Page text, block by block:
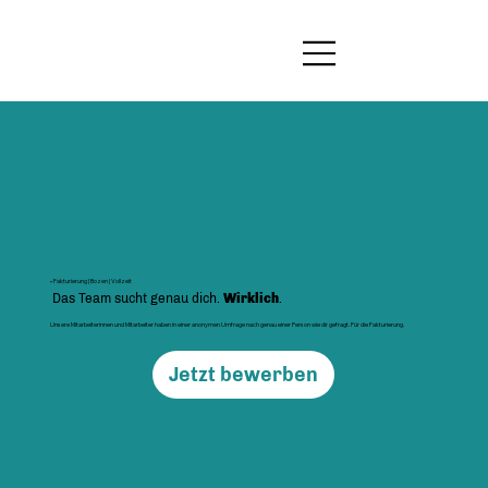
• Fakturierung | Bozen | Vollzeit
Das Team sucht genau dich. Wirklich.
Unsere Mitarbeiterinnen und Mitarbeiter haben in einer anonymen Umfrage nach genau einer Person wie dir gefragt. Für die Fakturierung.
Jetzt bewerben